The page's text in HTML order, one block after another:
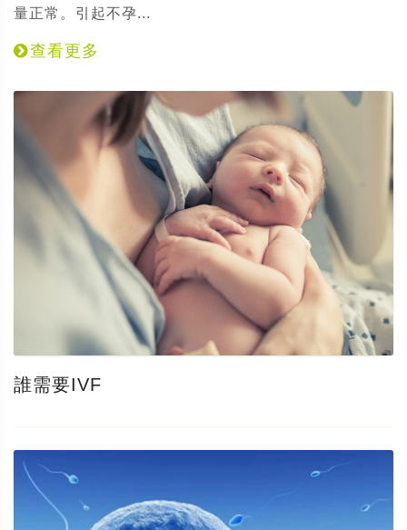
量正常。引起不孕...
查看更多
誰需要IVF